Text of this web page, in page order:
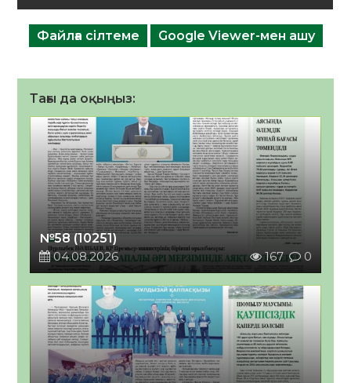
Файлға сілтеме Google Viewer-мен ашу
Тағы да оқыңыз:
№58 (10251)
04.08.2026
167 0